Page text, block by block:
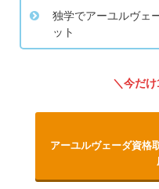
独学でアーユルヴェ
ット
今だ
アーユルヴェーダ資格